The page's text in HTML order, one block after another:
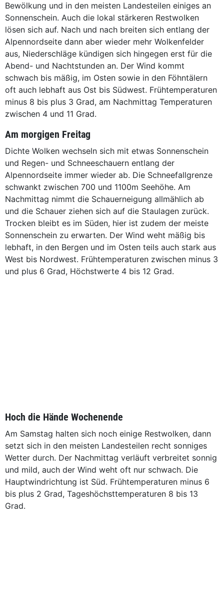
Bewölkung und in den meisten Landesteilen einiges an
Sonnenschein. Auch die lokal stärkeren Restwolken
lösen sich auf. Nach und nach breiten sich entlang der
Alpennordseite dann aber wieder mehr Wolkenfelder
aus, Niederschläge kündigen sich hingegen erst für die
Abend- und Nachtstunden an. Der Wind kommt
schwach bis mäßig, im Osten sowie in den Föhntälern
oft auch lebhaft aus Ost bis Südwest. Frühtemperaturen
minus 8 bis plus 3 Grad, am Nachmittag Temperaturen
zwischen 4 und 11 Grad.
Am morgigen Freitag
Dichte Wolken wechseln sich mit etwas Sonnenschein
und Regen- und Schneeschauern entlang der
Alpennordseite immer wieder ab. Die Schneefallgrenze
schwankt zwischen 700 und 1100m Seehöhe. Am
Nachmittag nimmt die Schauerneigung allmählich ab
und die Schauer ziehen sich auf die Staulagen zurück.
Trocken bleibt es im Süden, hier ist zudem der meiste
Sonnenschein zu erwarten. Der Wind weht mäßig bis
lebhaft, in den Bergen und im Osten teils auch stark aus
West bis Nordwest. Frühtemperaturen zwischen minus 3
und plus 6 Grad, Höchstwerte 4 bis 12 Grad.
Hoch die Hände Wochenende
Am Samstag halten sich noch einige Restwolken, dann
setzt sich in den meisten Landesteilen recht sonniges
Wetter durch. Der Nachmittag verläuft verbreitet sonnig
und mild, auch der Wind weht oft nur schwach. Die
Hauptwindrichtung ist Süd. Frühtemperaturen minus 6
bis plus 2 Grad, Tageshöchsttemperaturen 8 bis 13
Grad.